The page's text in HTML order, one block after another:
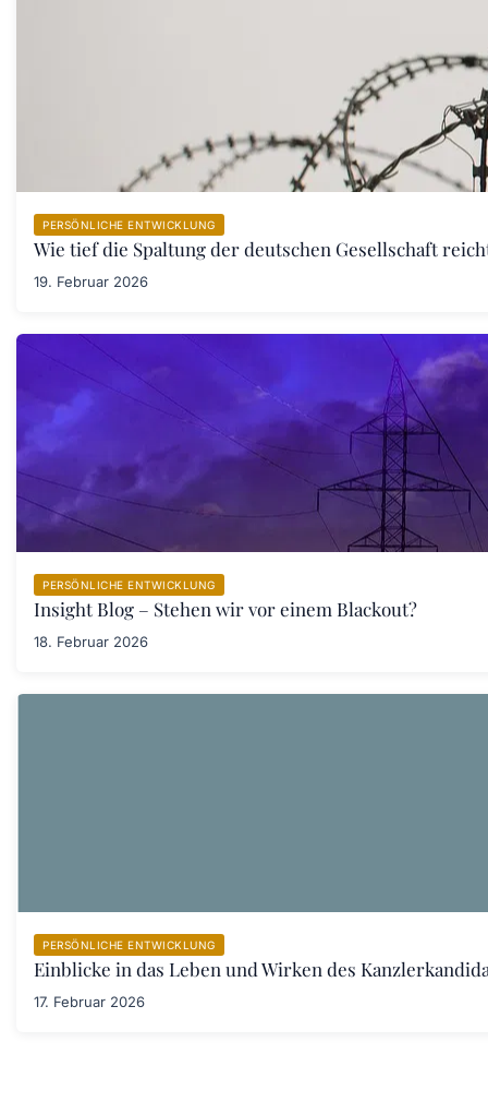
PERSÖNLICHE ENTWICKLUNG
Wie tief die Spaltung der deutschen Gesellschaft
19. Februar 2026
PERSÖNLICHE ENTWICKLUNG
Insight Blog – Stehen wir vor einem Blackout?
18. Februar 2026
PERSÖNLICHE ENTWICKLUNG
Einblicke in das Leben und Wirken des
17. Februar 2026